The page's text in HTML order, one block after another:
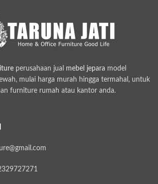
perusahaan jual mebel jepara model
mulai harga murah hingga termahal, untuk
furniture rumah atau kantor anda.